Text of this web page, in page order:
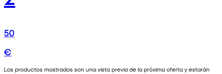
50
€
Los productos mostrados son una vista previa de la próxima oferta y estarán